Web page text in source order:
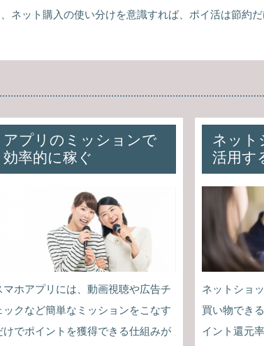
ネット購入の使い分けを意識すれば、ポイ活は節約
アプリのミッションで
効率的に稼ぐ
マホアプリには、動画視聴や広告チ
ックなど簡単なミッションをこなす
けでポイントを獲得できる仕組みが
ネット
活用す
ネットショ
買い物でき
イント還元